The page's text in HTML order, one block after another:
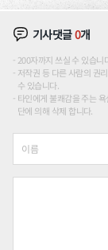
기사댓글0개
200자까지 쓰실 수 있습
저작권 등 다른 사람의 권
수 있습니다.
타인에게 불쾌감을 주는
단에 의해 삭제 합니다.